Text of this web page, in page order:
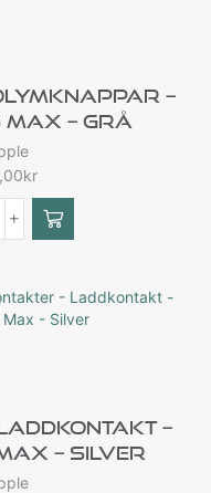
–
Max – Grå
kr
–
– Silver